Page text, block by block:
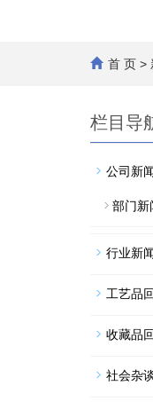
首 页 >
栏目导
公司新
部门新
行业新
工艺品
收藏品
社会杂